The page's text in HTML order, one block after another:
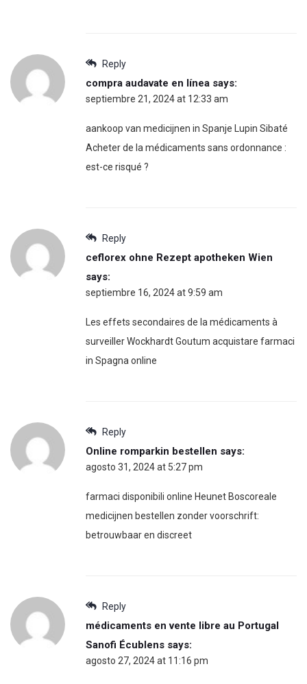
Reply
compra audavate en línea says:
septiembre 21, 2024 at 12:33 am
aankoop van medicijnen in Spanje Lupin Sibaté
Acheter de la médicaments sans ordonnance :
est-ce risqué ?
Reply
ceflorex ohne Rezept apotheken Wien
says:
septiembre 16, 2024 at 9:59 am
Les effets secondaires de la médicaments à
surveiller Wockhardt Goutum acquistare farmaci
in Spagna online
Reply
Online romparkin bestellen says:
agosto 31, 2024 at 5:27 pm
farmaci disponibili online Heunet Boscoreale
medicijnen bestellen zonder voorschrift:
betrouwbaar en discreet
Reply
médicaments en vente libre au Portugal
Sanofi Écublens says:
agosto 27, 2024 at 11:16 pm